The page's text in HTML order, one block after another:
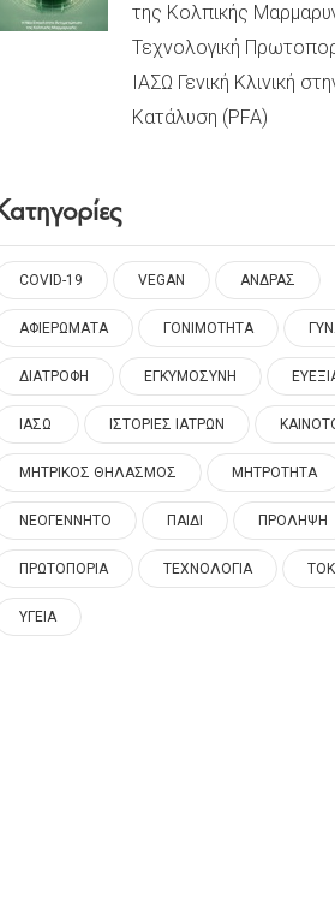
της Κολπικής
Τεχνολογική
ΙΑΣΩ Γενική Κλινική
Κατάλυση (PFA)
COVID-19 VEGAN ΑΝΔΡΑΣ
ΑΦΙΕΡΩΜΑΤΑ ΓΟΝΙΜΟΤΗΤΑ
ΔΙΑΤΡΟΦΗ ΕΓΚΥΜΟΣΥΝΗ
ΙΑΣΩ ΙΣΤΟΡΙΕΣ ΙΑΤΡΩΝ
ΜΗΤΡΙΚΟΣ ΘΗΛΑΣΜΟΣ ΜΗΤΡΟΤΗΤΑ
ΝΕΟΓΕΝΝΗΤΟ ΠΑΙΔΙ ΠΡΟΛΗΨΗ
ΠΡΩΤΟΠΟΡΙΑ ΤΕΧΝΟΛΟΓΙΑ
ΥΓΕΙΑ